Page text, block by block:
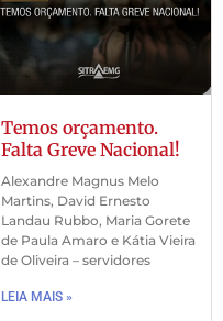
Temos orçamento.
Falta Greve Nacional!
Alexandre Magnus Melo
Martins, David Ernesto
Landau Rubbo, Maria Gorete
de Paula Amaro e Kátia Vieira
de Oliveira – servidores
LEIA MAIS »